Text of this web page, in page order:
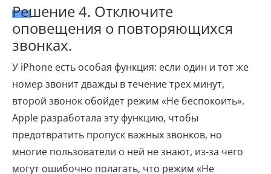
Решение 4. Отключите
оповещения о повторяющихся
звонках.
У iPhone есть особая функция: если один и тот же
номер звонит дважды в течение трех минут,
второй звонок обойдет режим «Не беспокоить».
Apple разработала эту функцию, чтобы
предотвратить пропуск важных звонков, но
многие пользователи о ней не знают, из-за чего
могут ошибочно полагать, что режим «Не